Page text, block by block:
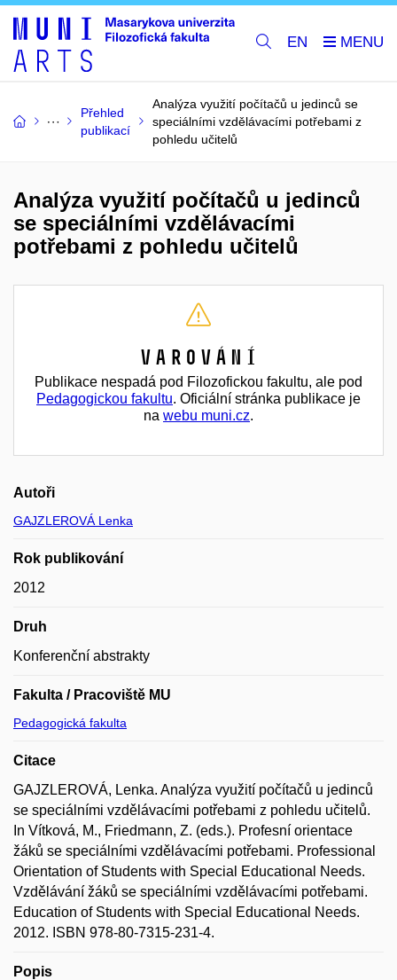
EN
Přehled
publikací
Analýza využití počítačů u jedinců se
speciálními vzdělávacími potřebami z
pohledu učitelů
Analýza využití počítačů u jedinců
se speciálními vzdělávacími
potřebami z pohledu učitelů
Varování
Publikace nespadá pod Filozofickou fakultu, ale pod
Pedagogickou fakultu. Oficiální stránka publikace je
na webu muni.cz.
Autoři
GAJZLEROVÁ Lenka
Rok publikování
2012
Druh
Konferenční abstrakty
Fakulta / Pracoviště MU
Pedagogická fakulta
Citace
GAJZLEROVÁ, Lenka. Analýza využití počítačů u jedinců
se speciálními vzdělávacími potřebami z pohledu učitelů.
In Vítková, M., Friedmann, Z. (eds.). Profesní orientace
žáků se speciálními vzdělávacími potřebami. Professional
Orientation of Students with Special Educational Needs.
Vzdělávání žáků se speciálními vzdělávacími potřebami.
Education of Students with Special Educational Needs.
2012. ISBN 978-80-7315-231-4.
Popis